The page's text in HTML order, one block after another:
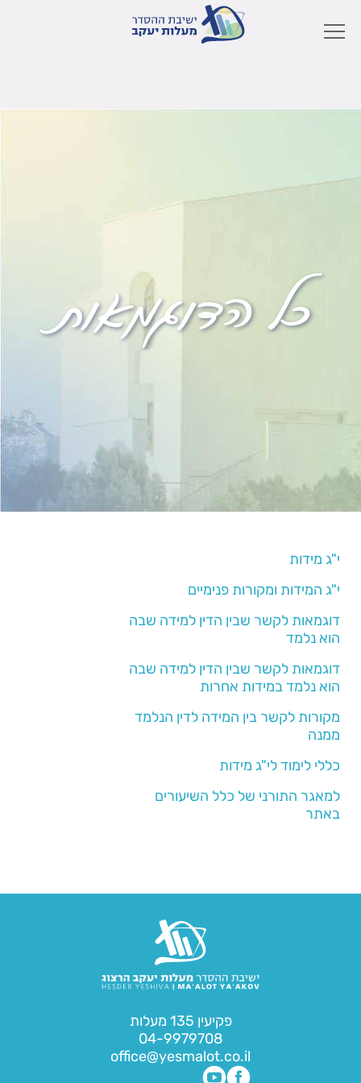
כל הדוגמאות
י"ג מידות
י"ג המידות ומקורות פנימיים
דוגמאות לקשר שבין הדין למידה שבה
הוא נלמד
דוגמאות לקשר שבין הדין למידה שבה
הוא נלמד במידות אחרות
מקורות לקשר בין המידה לדין הנלמד
ממנה
כללי לימוד לי"ג מידות
למאגר התורני של כלל השיעורים
באתר
פקיעין 135 מעלות
04-9979708
office@yesmalot.co.il